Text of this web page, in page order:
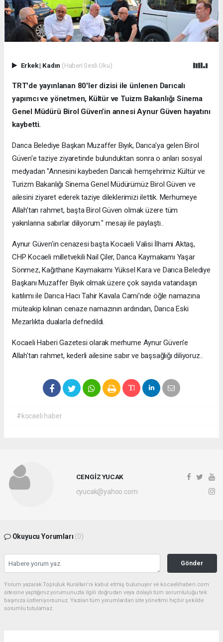
Erkek| Kadın (Haberi Sesli Oku)
TRT'de yayınlanan 80'ler dizisi ile ünlenen Darıcalı
yapımcı ve yönetmen, Kültür ve Tuizm Bakanlığı Sinema
Genel Müdürü Birol Güven’in annesi Aynur Güven hayatını
kaybetti.
Darıca Belediye Başkan Muzaffer Bıyık, Darıca'ya gelen Birol
Güven'e taziye ziyaretinde bulunduktan sonra o anları sosyal
medyadan "Annesini kaybeden Darıcalı hemşehrimiz Kültür ve
Turizm Bakanlığı Sinema Genel Müdürümüz Birol Güven ve
ailesini ziyaret ederek taziye dileklerimizi ilettik. Merhumeye
Allah’tan rahmet, başta Birol Güven olmak üzere tüm
yakınlarına sabırlar diliyorum." mesajı ile paylaştı..
Aynur Güven'in cenazesi başta Kocaeli Valisi İlhami Aktaş,
CHP Kocaeli milletvekili Nail Çiler, Darıca Kaymakamı Yaşar
Sönmez, Kağıthane Kaymakamı Yüksel Kara ve Darıca Belediye
Başkanı Muzaffer Bıyık olmak üzere çok sayıda vatandaşın
katılımı ile Darıca Hacı Tahir Kavala Cami’nde öğle namazına
müteakip kılınan cenaze namazının ardından, Darıca Eski
Mezarlıkta dualarla defnedildi.
Kocaeli Haberi Gazetesi olarak merhume Aynur Güven'e
Allah'tan rahmet, kederli ailesine sabır ve başsağlığı diliyoruz..
#kocaeli haber
CENGİZ YUCAK
cyucak@yahoo.com
Okuyucu Yorumları (0)
Gönder
Yorum yazarak Topluluk Kuralları’nı kabul etmiş bulunuyor ve kocaelihaberi.com
sitesine yaptığınız yorumunuzla ilgili doğrudan veya dolaylı tüm sorumluluğu tek
başınıza üstleniyorsunuz. Yazılan tüm yorumlardan site yönetimi hiçbir şekilde
sorumlu tutulamaz.